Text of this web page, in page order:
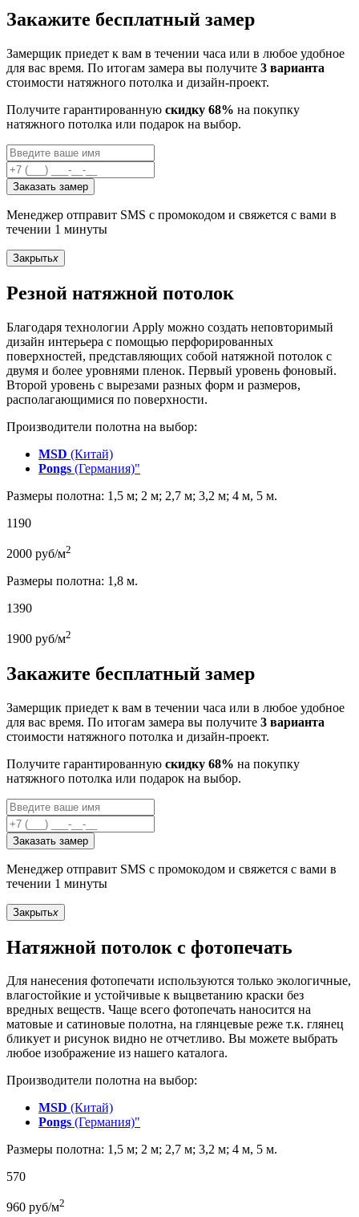
Закажите бесплатный замер
Замерщик приедет к вам в течении часа или в любое удобное
для вас время. По итогам замера вы получите 3 варианта
стоимости натяжного потолка и дизайн-проект.
Получите гарантированную скидку 68% на покупку
натяжного потолка или подарок на выбор.
Заказать замер
Менеджер отправит SMS с промокодом и свяжется с вами в
течении 1 минуты
Закрытьx
Резной натяжной потолок
Благодаря технологии Apply можно создать неповторимый
дизайн интерьера с помощью перфорированных
поверхностей, представляющих собой натяжной потолок с
двумя и более уровнями пленок. Первый уровень фоновый.
Второй уровень с вырезами разных форм и размеров,
располагающимися по поверхности.
Производители полотна на выбор:
MSD (Китай)
Pongs (Германия)"
Размеры полотна: 1,5 м; 2 м; 2,7 м; 3,2 м; 4 м, 5 м.
1190
2000 руб/м2
Размеры полотна: 1,8 м.
1390
1900 руб/м2
Закажите бесплатный замер
Замерщик приедет к вам в течении часа или в любое удобное
для вас время. По итогам замера вы получите 3 варианта
стоимости натяжного потолка и дизайн-проект.
Получите гарантированную скидку 68% на покупку
натяжного потолка или подарок на выбор.
Заказать замер
Менеджер отправит SMS с промокодом и свяжется с вами в
течении 1 минуты
Закрытьx
Натяжной потолок с фотопечать
Для нанесения фотопечати используются только экологичные,
влагостойкие и устойчивые к выцветанию краски без
вредных веществ. Чаще всего фотопечать наносится на
матовые и сатиновые полотна, на глянцевые реже т.к. глянец
бликует и рисунок видно не отчетливо. Вы можете выбрать
любое изображение из нашего каталога.
Производители полотна на выбор:
MSD (Китай)
Pongs (Германия)"
Размеры полотна: 1,5 м; 2 м; 2,7 м; 3,2 м; 4 м, 5 м.
570
960 руб/м2